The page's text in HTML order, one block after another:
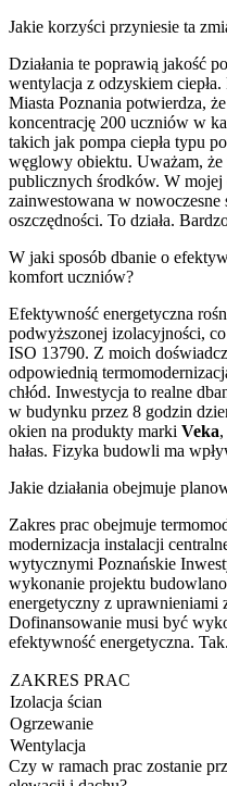
Jakie korzyści przyniesie ta
Działania te poprawią jakość
wentylacja z odzyskiem
Miasta Poznania potwierdza,
koncentrację 200 uczniów w
takich jak pompa ciepła typu
węglowy obiektu. Uważam,
publicznych środków. W mojej
zainwestowana w
oszczędności. To działa.
W jaki sposób dbanie o
komfort uczniów?
Efektywność energetyczna
podwyższonej izolacyjności,
ISO 13790. Z moich
odpowiednią
chłód. Inwestycja to realne
w budynku przez 8 godzin
okien na produkty marki Veka
hałas. Fizyka budowli ma
Jakie działania obejmuje
Zakres prac obejmuje
modernizacja instalacji
wytycznymi Poznańskie
wykonanie projektu
energetyczny z uprawnieniami
Dofinansowanie musi być
efektywność energetyczna.
ZAKRES PRAC
Izolacja ścian
Ogrzewanie
Wentylacja
Czy w ramach prac zostanie